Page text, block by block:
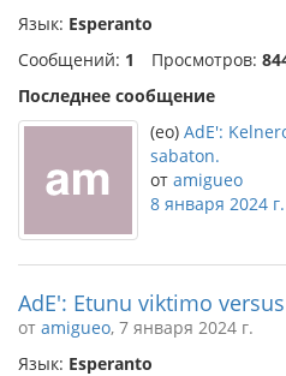
Язык: Esperanto
Сообщений: 1 Просмотров:
Последнее сообщение
(eo) AdE':
sabaton.
от amigueo
8 января 2024 г.
AdE': Etunu viktimo
от amigueo, 7 января 2024 г.
Язык: Esperanto